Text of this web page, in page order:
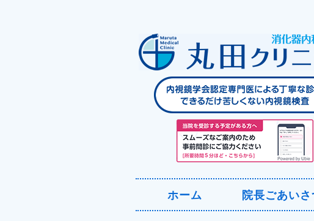
ホーム 院長ごあいさ